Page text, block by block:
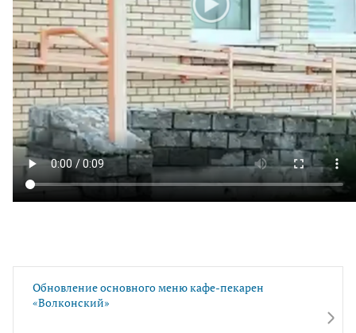
Обновление основного меню кафе-пекарен
«Волконский»